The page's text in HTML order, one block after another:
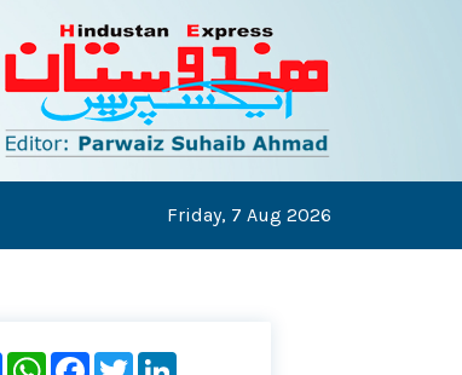
Friday, 7 Aug 2026
ShareWhatsApp
Facebook
TwitterLinkedIn